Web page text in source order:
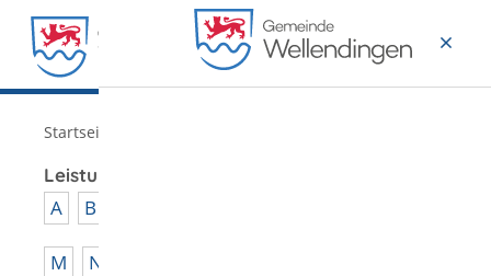
Startseite
Leistungen von A - Z
A B
M N